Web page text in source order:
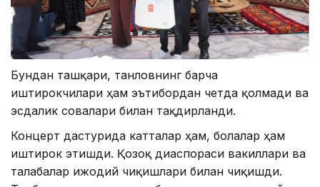
Бундан ташқари, танловнинг барча
иштирокчилари ҳам эътибордан четда қолмади ва
эсдалик совғалари билан тақдирланди.
Концерт дастурида катталар ҳам, болалар ҳам
иштирок этишди. Қозоқ диаспораси вакиллари ва
талабалар ижодий чиқишлари билан чиқишди.